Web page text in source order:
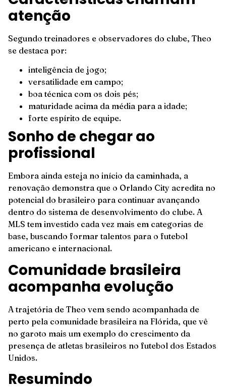
atenção
Segundo treinadores e observadores do clube, Theo
se destaca por:
inteligência de jogo;
versatilidade em campo;
boa técnica com os dois pés;
maturidade acima da média para a idade;
forte espírito de equipe.
Sonho de chegar ao
profissional
Embora ainda esteja no início da caminhada, a
renovação demonstra que o Orlando City acredita no
potencial do brasileiro para continuar avançando
dentro do sistema de desenvolvimento do clube. A
MLS tem investido cada vez mais em categorias de
base, buscando formar talentos para o futebol
americano e internacional.
Comunidade brasileira
acompanha evolução
A trajetória de Theo vem sendo acompanhada de
perto pela comunidade brasileira na Flórida, que vê
no garoto mais um exemplo do crescimento da
presença de atletas brasileiros no futebol dos Estados
Unidos.
Resumindo